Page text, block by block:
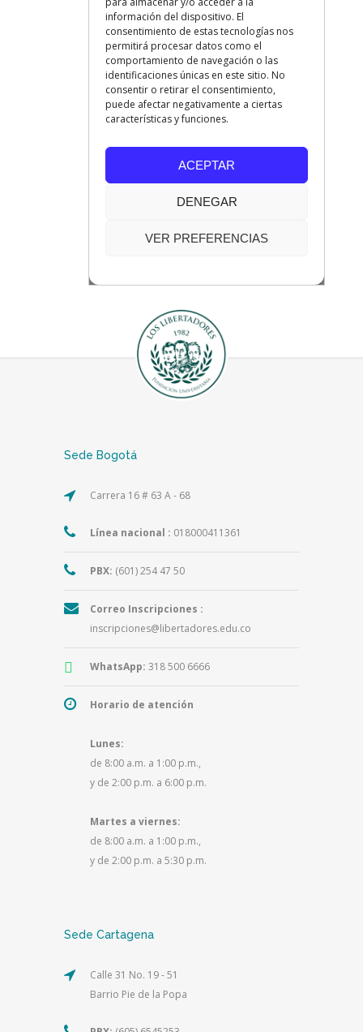
Sede Bogotá
Carrera 16 # 63 A - 68
Línea nacional : 018000411361
PBX: (601) 254 47 50
Correo Inscripciones :
inscripciones@libertadores.edu.co
WhatsApp: 318 500 6666
Horario de atención
Lunes:
de 8:00 a.m. a 1:00 p.m.,
y de 2:00 p.m. a 6:00 p.m.
Martes a viernes:
de 8:00 a.m. a 1:00 p.m.,
y de 2:00 p.m. a 5:30 p.m.
Sede Cartagena
Calle 31 No. 19 - 51
Barrio Pie de la Popa